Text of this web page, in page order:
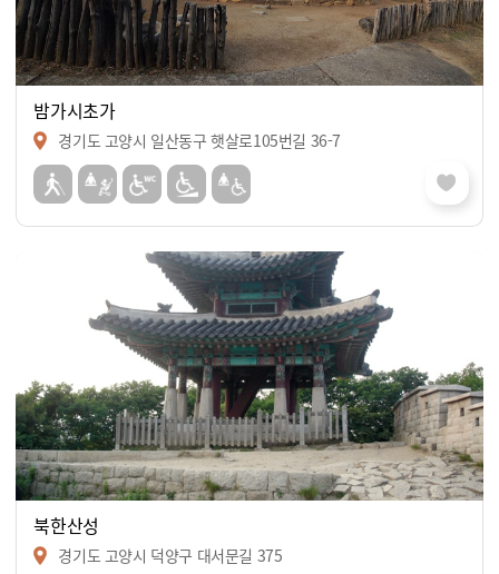
밤가시초가
경기도 고양시 일산동구 햇살로105번길 36-7
북한산성
경기도 고양시 덕양구 대서문길 375